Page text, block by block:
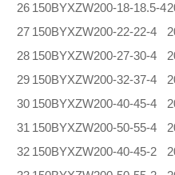
26 150BYXZW200-18-18.5-4
27 150BYXZW200-22-22-4
28 150BYXZW200-27-30-4
29 150BYXZW200-32-37-4
30 150BYXZW200-40-45-4
31 150BYXZW200-50-55-4
32 150BYXZW200-40-45-2